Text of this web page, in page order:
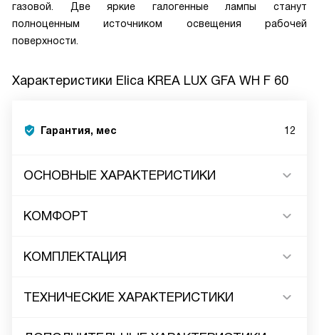
газовой. Две яркие галогенные лампы станут
полноценным источником освещения рабочей
поверхности.
Характеристики Elica KREA LUX GFA WH F 60
Гарантия, мес 12
ОСНОВНЫЕ ХАРАКТЕРИСТИКИ
КОМФОРТ
КОМПЛЕКТАЦИЯ
ТЕХНИЧЕСКИЕ ХАРАКТЕРИСТИКИ